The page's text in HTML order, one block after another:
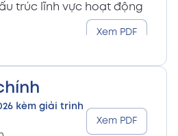
trúc lĩnh vực hoạt động
Xem PDF
ty sửa đổi bổ sung (Vn)
kèm giải trình
Xem PDF